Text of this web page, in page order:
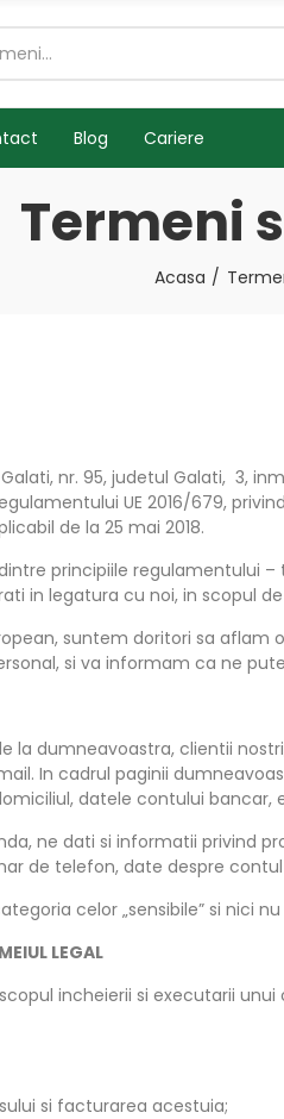
Blog Cariere
Termeni
Acasa
nr. 95, judetul Galati, 3,
UE 2016/679,
de la 25 mai 2018.
principiile
in legatura cu noi, in scopul
suntem doritori sa
si va informam ca ne
dumneavoastra, clientii
In cadrul paginii
datele contului bancar,
ne dati si informatii privind
de telefon, date despre
celor „sensibile” si nici
LEGAL
incheierii si executarii
si facturarea acestuia;